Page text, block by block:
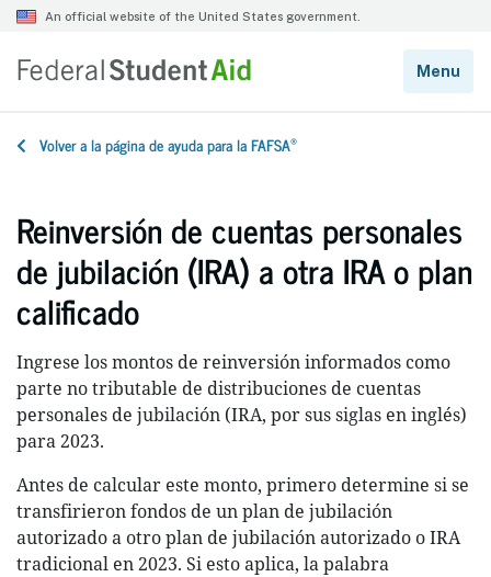
Volver a la página de ayuda para la FAFSA®
Reinversión de cuentas personales
de jubilación (IRA) a otra IRA o plan
calificado
Ingrese los montos de reinversión informados como
parte no tributable de distribuciones de cuentas
personales de jubilación (IRA, por sus siglas en inglés)
para 2023.
Antes de calcular este monto, primero determine si se
transfirieron fondos de un plan de jubilación
autorizado a otro plan de jubilación autorizado o IRA
tradicional en 2023. Si esto aplica, la palabra